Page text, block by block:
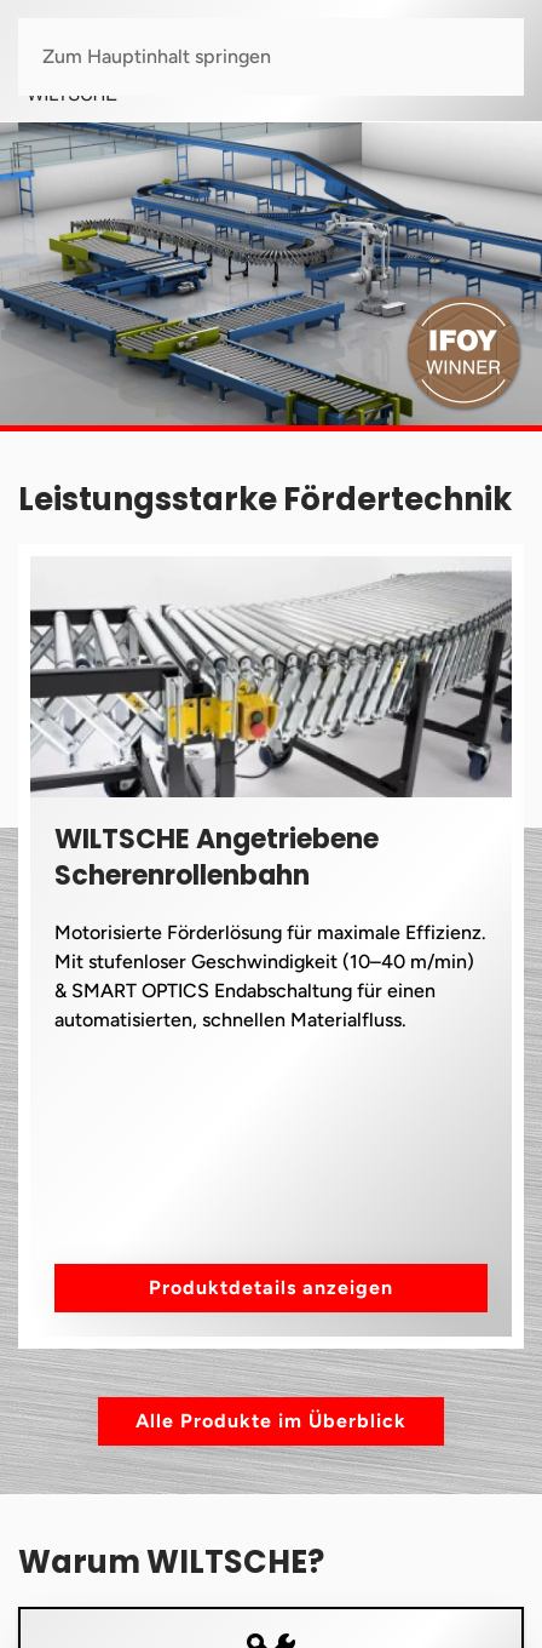
Zum Hauptinhalt springen
Leistungsstarke Fördertechnik
WILTSCHE Angetriebene
Scherenrollenbahn
Motorisierte Förderlösung für maximale Effizienz.
Mit stufenloser Geschwindigkeit (10–40 m/min)
& SMART OPTICS Endabschaltung für einen
automatisierten, schnellen Materialfluss.
Produktdetails anzeigen
Alle Produkte im Überblick
Warum WILTSCHE?